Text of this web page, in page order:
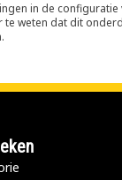
in de
te weten dat dit